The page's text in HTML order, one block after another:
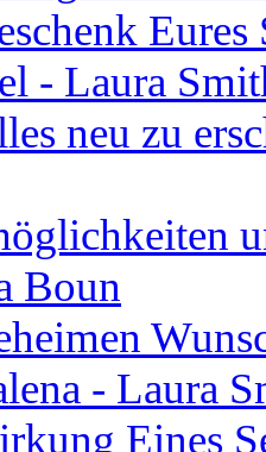
- Laura
neu zu
Boun
- Laura
Eines